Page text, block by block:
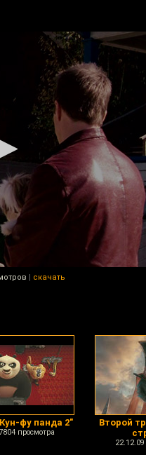
| скачать
фу панда 2"
просмотра
Второй